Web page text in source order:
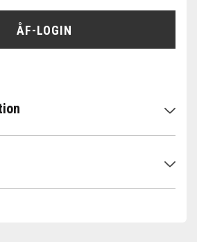
ÅF-LOGIN